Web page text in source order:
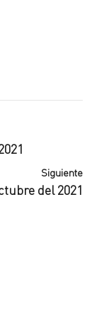
Siguiente
del 2021